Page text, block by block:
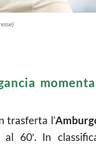
trasferta l’
60′. In